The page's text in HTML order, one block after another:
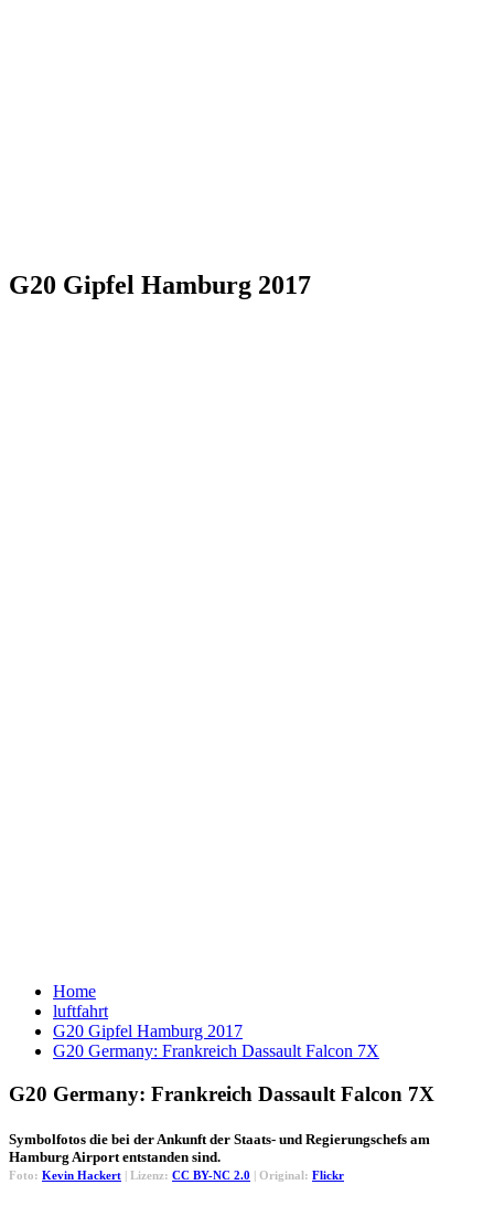
G20 Gipfel Hamburg 2017
Home
luftfahrt
G20 Gipfel Hamburg 2017
G20 Germany: Frankreich Dassault Falcon 7X
G20 Germany: Frankreich Dassault Falcon 7X
Symbolfotos die bei der Ankunft der Staats- und Regierungschefs am
Hamburg Airport entstanden sind.
Foto: Kevin Hackert | Lizenz: CC BY-NC 2.0 | Original: Flickr